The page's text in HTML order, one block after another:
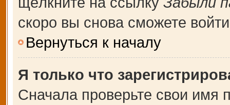
скоро вы снова сможете
Вернуться к началу
Я только что
Сначала проверьте свои имя